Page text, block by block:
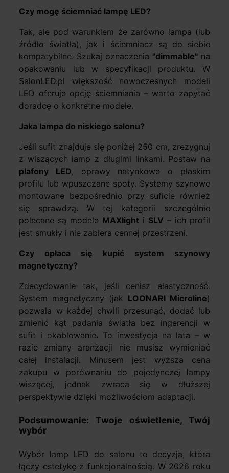
Czy mogę ściemniać lampę LED?
Tak, ale pod warunkiem że zarówno lampa (lub
źródło światła), jak i ściemniacz są do siebie
kompatybilne. Szukaj oznaczenia "dimmable" na
opakowaniu lub w specyfikacji produktu. W
SalonLED.pl większość nowoczesnych modeli
LED oferuje opcję ściemniania – warto zapytać
doradcę o konkretne modele.
Jaka lampa do niskiego salonu?
Jeśli sufit znajduje się poniżej 250 cm, zrezygnuj
z wiszących lamp z długimi linkami. Postaw na
plafony LED, oprawy natynkowe o płaskim
profilu lub wpuszczane spoty. Systemy szynowe
montowane bezpośrednio przy suficie również
się sprawdzą. W tej kategorii szczególnie
polecane są modele MAXlight i SLV – ich profil
jest smukły i nie zabiera cennej przestrzeni.
Czy opłaca się kupić system szynowy
magnetyczny?
Zdecydowanie tak, jeśli cenisz elastyczność.
System magnetyczny (jak LOONARI Microline)
pozwala w każdej chwili przesunąć, dodać lub
zmienić kąt padania światła bez ingerencji w
sufit i okablowanie. To inwestycja na lata – w
razie zmiany aranżacji nie musisz wymieniać
całej instalacji. Minusem jest wyższa cena
zakupu w porównaniu do pojedynczej lampy
wiszącej, jednak zwraca się w dłuższej
perspektywie dzięki możliwościom adaptacji.
Podsumowanie: Twoje oświetlenie, Twój
wybór
Wybór lamp LED do salonu to decyzja, która
łączy estetykę z funkcjonalnością. W 2026 roku